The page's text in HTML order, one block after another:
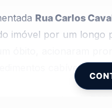
Rua Carlos
imóvel por um longo
cabíveis